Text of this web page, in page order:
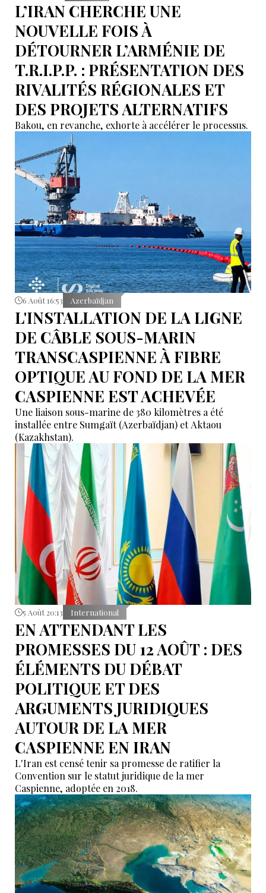
L’IRAN CHERCHE UNE
NOUVELLE FOIS À
DÉTOURNER L’ARMÉNIE DE
T.R.I.P.P. : PRÉSENTATION DES
RIVALITÉS RÉGIONALES ET
DES PROJETS ALTERNATIFS
Bakou, en revanche, exhorte à accélérer le processus.
6 Août 16:53 Azerbaïdjan
L'INSTALLATION DE LA LIGNE
DE CÂBLE SOUS-MARIN
TRANSCASPIENNE À FIBRE
OPTIQUE AU FOND DE LA MER
CASPIENNE EST ACHEVÉE
Une liaison sous-marine de 380 kilomètres a été
installée entre Sumgaït (Azerbaïdjan) et Aktaou
(Kazakhstan).
5 Août 20:13 International
EN ATTENDANT LES
PROMESSES DU 12 AOÛT : DES
ÉLÉMENTS DU DÉBAT
POLITIQUE ET DES
ARGUMENTS JURIDIQUES
AUTOUR DE LA MER
CASPIENNE EN IRAN
L'Iran est censé tenir sa promesse de ratifier la
Convention sur le statut juridique de la mer
Caspienne, adoptée en 2018.